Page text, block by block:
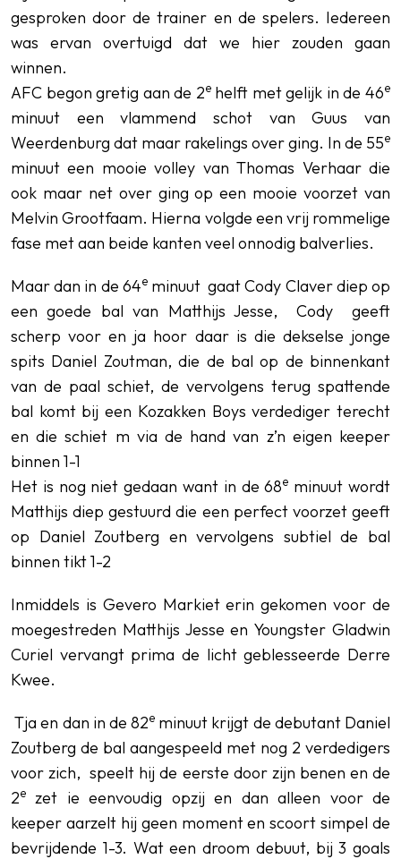
gesproken door de trainer en de spelers. Iedereen
was ervan overtuigd dat we hier zouden gaan
winnen.
AFC begon gretig aan de 2ehelft met gelijk in de 46e
minuut een vlammend schot van Guus van
Weerdenburg dat maar rakelings over ging. In de 55e
minuut een mooie volley van Thomas Verhaar die
ook maar net over ging op een mooie voorzet van
Melvin Grootfaam. Hierna volgde een vrij rommelige
fase met aan beide kanten veel onnodig balverlies.
Maar dan in de 64eminuut gaat Cody Claver diep op
een goede bal van Matthijs Jesse, Cody geeft
scherp voor en ja hoor daar is die dekselse jonge
spits Daniel Zoutman, die de bal op de binnenkant
van de paal schiet, de vervolgens terug spattende
bal komt bij een Kozakken Boys verdediger terecht
en die schiet m via de hand van z’n eigen keeper
binnen 1-1
Het is nog niet gedaan want in de 68e minuut wordt
Matthijs diep gestuurd die een perfect voorzet geeft
op Daniel Zoutberg en vervolgens subtiel de bal
binnen tikt 1-2
Inmiddels is Gevero Markiet erin gekomen voor de
moegestreden Matthijs Jesse en Youngster Gladwin
Curiel vervangt prima de licht geblesseerde Derre
Kwee.
Tja en dan in de 82e minuut krijgt de debutant Daniel
Zoutberg de bal aangespeeld met nog 2 verdedigers
voor zich, speelt hij de eerste door zijn benen en de
2e zet ie eenvoudig opzij en dan alleen voor de
keeper aarzelt hij geen moment en scoort simpel de
bevrijdende 1-3. Wat een droom debuut, bij 3 goals